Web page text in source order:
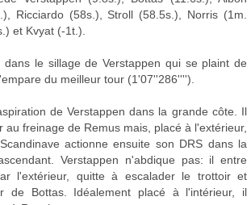
Ricciardo (58s.), Stroll (58.5s.), Norris (1m.
et Kvyat (-1t.).
le sillage de Verstappen qui se plaint de
du meilleur tour (1'07''286'''').
de Verstappen dans la grande côte. Il
au freinage de Remus mais, placé à l'extérieur,
actionne ensuite son DRS dans la
Verstappen n'abdique pas: il entre
l'extérieur, quitte à escalader le trottoir et
de Bottas. Idéalement placé à l'intérieur, il